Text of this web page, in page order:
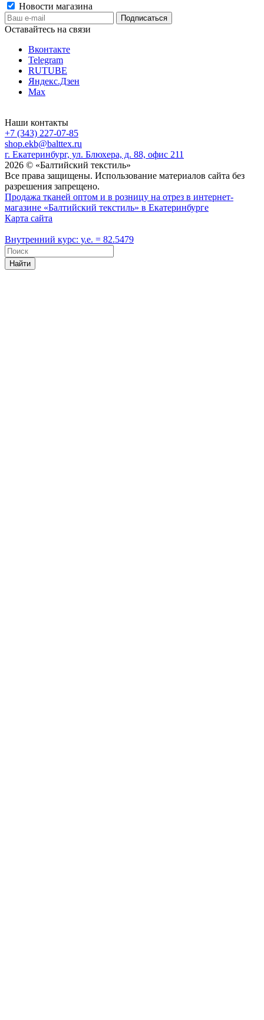
Новости магазина
Оставайтесь на связи
Вконтакте
Telegram
RUTUBE
Яндекс.Дзен
Max
Наши контакты
+7 (343) 227-07-85
shop.ekb@balttex.ru
г. Екатеринбург, ул. Блюхера, д. 88, офис 211
2026 © «Балтийский текстиль»
Все права защищены. Использование материалов сайта без
разрешения запрещено.
Продажа тканей оптом и в розницу на отрез в интернет-
магазине «Балтийский текстиль» в Екатеринбурге
Карта сайта
Внутренний курс: у.е. = 82.5479
Найти